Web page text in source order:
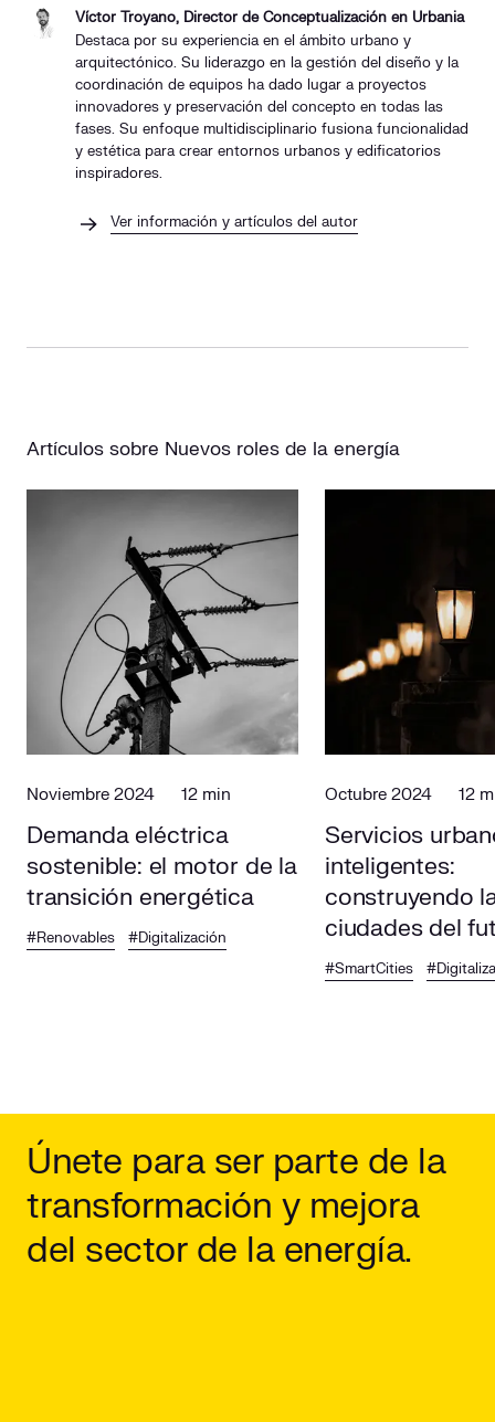
Víctor Troyano, Director de Conceptualización en Urbania
Destaca por su experiencia en el ámbito urbano y
arquitectónico. Su liderazgo en la gestión del diseño y la
coordinación de equipos ha dado lugar a proyectos
innovadores y preservación del concepto en todas las
fases. Su enfoque multidisciplinario fusiona funcionalidad
y estética para crear entornos urbanos y edificatorios
inspiradores.
Ver información y artículos del autor
Artículos sobre Nuevos roles de la energía
Noviembre 2024 12 min
Demanda eléctrica
sostenible: el motor de la
transición energética
#Renovables #Digitalización
Octubre 2024 12
Servicios
inteligentes:
construyendo
ciudades del
#SmartCities
Únete para ser parte de la
transformación y mejora
del sector de la energía.